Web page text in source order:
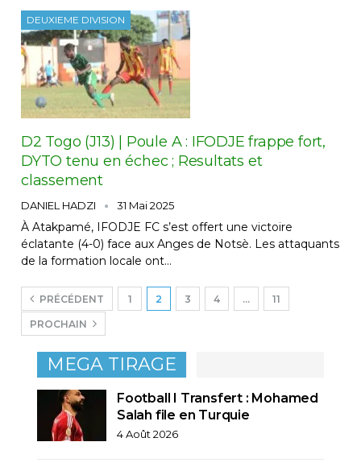
DEUXIEME DIVISION
D2 Togo (J13) | Poule A : IFODJE frappe fort,
DYTO tenu en échec ; Resultats et
classement
DANIEL HADZI 31 Mai 2025
À Atakpamé, IFODJE FC s’est offert une victoire
éclatante (4-0) face aux Anges de Notsè. Les attaquants
de la formation locale ont…
PRÉCÉDENT 1 2 3 4 … 11
PROCHAIN
MEGA TIRAGE
Football I Transfert : Mohamed
Salah file en Turquie
4 Août 2026